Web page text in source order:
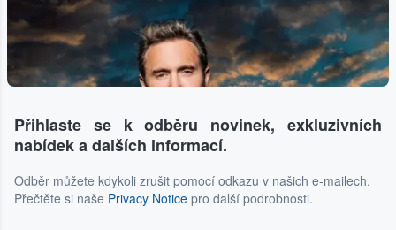
Přihlaste se k odběru novinek, exkluzivních
nabídek a dalších informací.
Odběr můžete kdykoli zrušit pomocí odkazu v našich e-mailech.
Přečtěte si naše Privacy Notice pro další podrobnosti.